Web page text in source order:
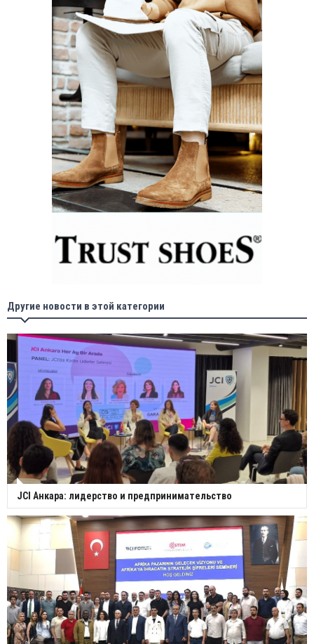
Другие новости в этой категории
JCI Анкара: лидерство и предпринимательство